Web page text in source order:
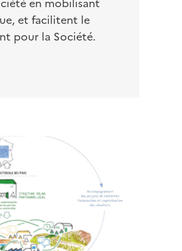
et facilitent le
pour la Société.